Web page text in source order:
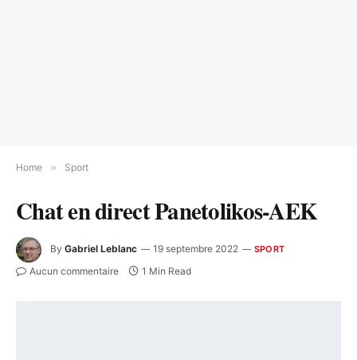
Home » Sport
Chat en direct Panetolikos-AEK
By Gabriel Leblanc 19 septembre 2022 SPORT
Aucun commentaire 1 Min Read